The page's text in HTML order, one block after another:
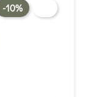
-10%